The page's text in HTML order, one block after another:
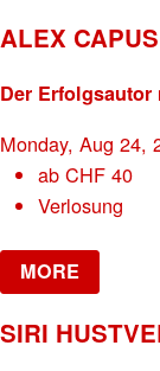
ALEX
Der Erfolgsautor
Monday, Aug 24,
abCHF 40
Verlosung
MORE
SIRI